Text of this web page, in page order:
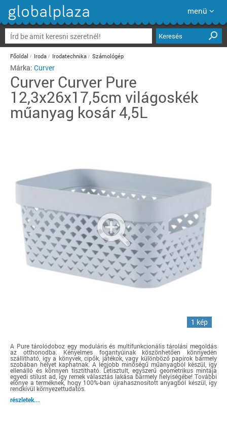
menü
Keresés
Főoldal Iroda Irodatechnika Számológép
Márka: Curver
Curver Curver Pure
12,3x26x17,5cm világoskék
műanyag kosár 4,5L
1 kép
A Pure tárolódoboz egy moduláris és multifunkcionális tárolási megoldás
az otthonodba. Kényelmes fogantyúinak köszönhetően könnyedén
szállítható, így a könyvek, cipők, játékok, vagy különböző papírok bármely
szobában helyet kaphatnak. A legjobb minőségű műanyagból készül, így
ellenálló és könnyen tisztítható. Letisztult, egyszerű geometrikus mintája
egyedi stílust ad, így remek választás lakása bármely helyiségébe! További
előnye a terméknek, hogy 100%-ban újrahasznosított anyagból készül, így
rendkívül környezettudatos.
részletek...